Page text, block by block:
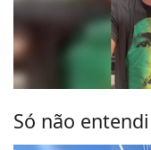
Só não